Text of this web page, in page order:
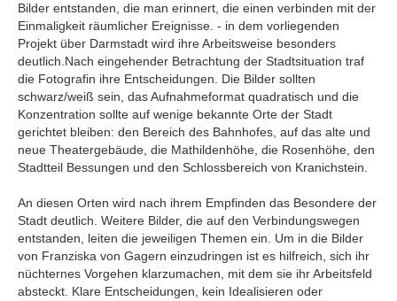
Bilder entstanden, die man erinnert, die einen verbinden mit der
Einmaligkeit räumlicher Ereignisse. - in dem vorliegenden
Projekt über Darmstadt wird ihre Arbeitsweise besonders
deutlich.Nach eingehender Betrachtung der Stadtsituation traf
die Fotografin ihre Entscheidungen. Die Bilder sollten
schwarz/weiß sein, das Aufnahmeformat quadratisch und die
Konzentration sollte auf wenige bekannte Orte der Stadt
gerichtet bleiben: den Bereich des Bahnhofes, auf das alte und
neue Theatergebäude, die Mathildenhöhe, die Rosenhöhe, den
Stadtteil Bessungen und den Schlossbereich von Kranichstein.
An diesen Orten wird nach ihrem Empfinden das Besondere der
Stadt deutlich. Weitere Bilder, die auf den Verbindungswegen
entstanden, leiten die jeweiligen Themen ein. Um in die Bilder
von Franziska von Gagern einzudringen ist es hilfreich, sich ihr
nüchternes Vorgehen klarzumachen, mit dem sie ihr Arbeitsfeld
absteckt. Klare Entscheidungen, kein Idealisieren oder